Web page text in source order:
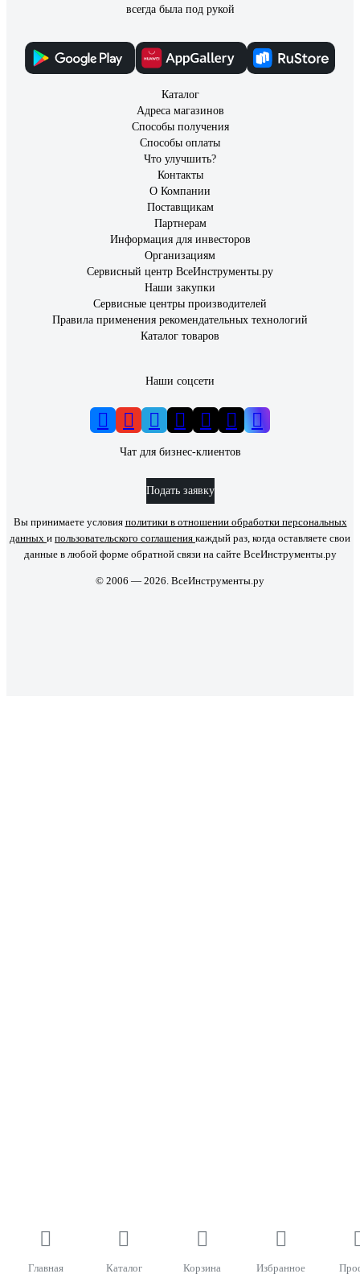
Главная Каталог Корзина Избранное
всегда была под рукой
Каталог
Адреса магазинов
Способы получения
Способы оплаты
Что улучшить?
Контакты
О Компании
Поставщикам
Партнерам
Информация для инвесторов
Организациям
Сервисный центр ВсеИнструменты.ру
Наши закупки
Сервисные центры производителей
Правила применения рекомендательных технологий
Каталог товаров
Наши соцсети
Чат для бизнес-клиентов
Подать заявку
Вы принимаете условия политики в отношении обработки персональных
данных и пользовательского соглашения каждый раз, когда оставляете свои
данные в любой форме обратной связи на сайте ВсеИнструменты.ру
© 2006 — 2026. ВсеИнструменты.ру